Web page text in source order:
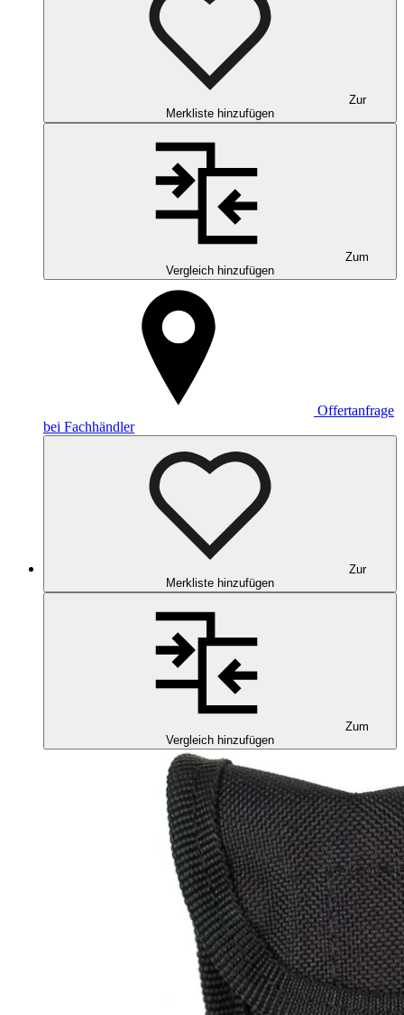
Zur
Merkliste hinzufügen
Zum
Vergleich hinzufügen
Offertanfrage
bei Fachhändler
Zur
Merkliste hinzufügen
Zum
Vergleich hinzufügen